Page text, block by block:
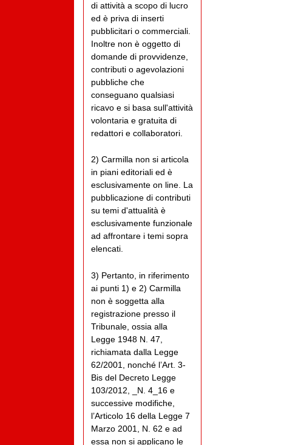
di attività a scopo di lucro
ed è priva di inserti
pubblicitari o commerciali.
Inoltre non è oggetto di
domande di provvidenze,
contributi o agevolazioni
pubbliche che
conseguano qualsiasi
ricavo e si basa sull'attività
volontaria e gratuita di
redattori e collaboratori.
2) Carmilla non si articola
in piani editoriali ed è
esclusivamente on line. La
pubblicazione di contributi
su temi d'attualità è
esclusivamente funzionale
ad affrontare i temi sopra
elencati.
3) Pertanto, in riferimento
ai punti 1) e 2) Carmilla
non è soggetta alla
registrazione presso il
Tribunale, ossia alla
Legge 1948 N. 47,
richiamata dalla Legge
62/2001, nonché l’Art. 3-
Bis del Decreto Legge
103/2012, _N. 4_16 e
successive modifiche,
l’Articolo 16 della Legge 7
Marzo 2001, N. 62 e ad
essa non si applicano le